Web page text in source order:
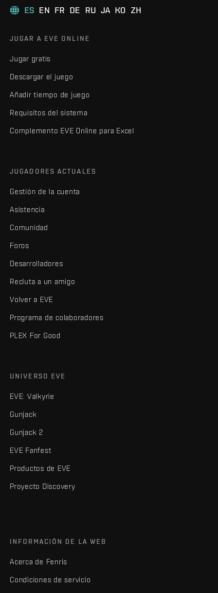
ES EN FR DE RU JA KO ZH
JUGAR A EVE ONLINE
Jugar gratis
Descargar el juego
Añadir tiempo de juego
Requisitos del sistema
Complemento EVE Online para Excel
JUGADORES ACTUALES
Gestión de la cuenta
Asistencia
Comunidad
Foros
Desarrolladores
Recluta a un amigo
Volver a EVE
Programa de colaboradores
PLEX For Good
UNIVERSO EVE
EVE: Valkyrie
Gunjack
Gunjack 2
EVE Fanfest
Productos de EVE
Proyecto Discovery
INFORMACIÓN DE LA WEB
Acerca de Fenris
Condiciones de servicio